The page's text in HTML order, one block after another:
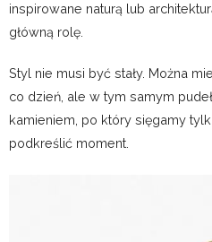
inspirowane naturą lub
główną rolę.
Styl nie musi być stały. Można
co dzień, ale w tym samym
kamieniem, po który sięgamy
podkreślić moment.